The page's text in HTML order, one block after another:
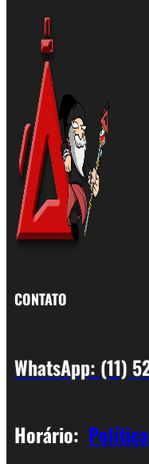
CONTATO
WhatsApp: (11)
Horário: